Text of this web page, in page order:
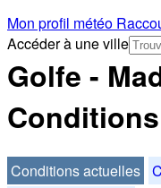
Mon profil météo
Accéder à une ville
Golfe -
Conditions actuelles